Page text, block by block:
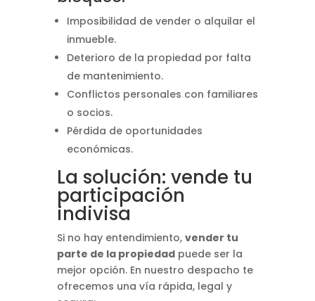
Imposibilidad de vender o alquilar el
inmueble.
Deterioro de la propiedad por falta
de mantenimiento.
Conflictos personales con familiares
o socios.
Pérdida de oportunidades
económicas.
La solución: vende tu
participación
indivisa
Si no hay entendimiento, vender tu
parte de la propiedadpuede ser la
mejor opción. En nuestro despacho te
ofrecemos una vía rápida, legal y